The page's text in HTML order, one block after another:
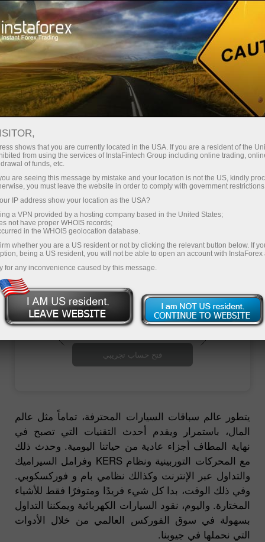
إنستا سبورت Dragon racing
إنستافوركس - الشريك
الرسمي لسباق دراغون
المستقبل قادم -
إنستافوركس وسباق دراغون
فتح حساب تداول
يتطور عالم سباقات السيارات المحترفة، تماماً مثل عالم
المال، باستمرار ويقدم أحدث التقنيات التي تصبح في
نهاية المطاف أجزاء عادية من حياتنا اليومية. وحدث ذلك
مع المحركات التوربينية ونظام KERS وفرامل السيراميك
والتداول عبر الإنترنت وكذالك نظامي بام و فوركسكوبي.
وفي ذلك الوقت، بدا كل شيء فريدًا ومتوفرًا فقط للأشياء
المختارة. واليوم، نقود السيارات الكهربائية ويمكننا التداول
بسهولة في سوق الفوركس العالمي من خلال الأدوات
التي نحملها في جيوبنا.
shows that you are currently located in the USA. If you are a resident of the
from using the services of InstaFintech Group including online trading,
of funds, etc.
are seeing this message by mistake and your location is not the US, kindly
you must leave the website in order to comply with government
IP address show your location as the USA?
a VPN provided by a hosting company based in the United States;
not have proper WHOIS records;
in the WHOIS geolocation database.
whether you are a US resident or not by clicking the relevant button below. If
being a US resident, you will not be able to open an account with InstaForex
for any inconvenience caused by this message.